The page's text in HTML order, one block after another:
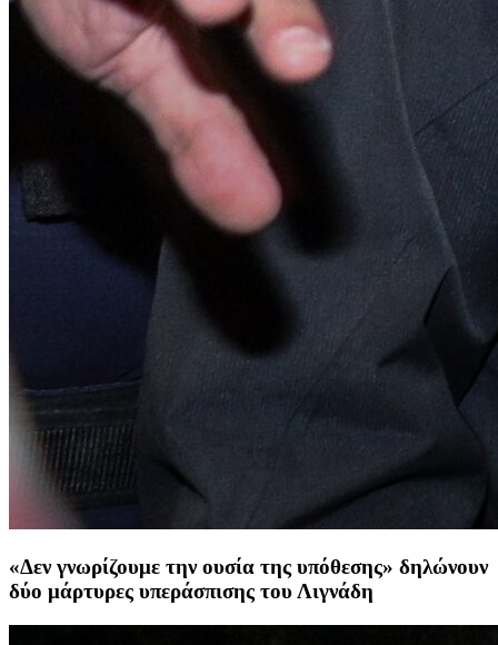
«Δεν γνωρίζουμε την ουσία της υπόθεσης» δηλώνουν
δύο μάρτυρες υπεράσπισης του Λιγνάδη